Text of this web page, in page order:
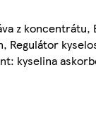
z
Regulátor
kyselina